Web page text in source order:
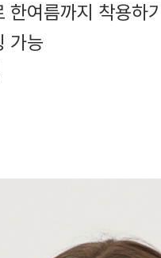
한여름까지 착용하
가능